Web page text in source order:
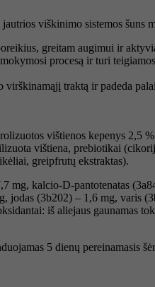
viškinimo sistemos šuns
greitam augimui ir
procesą ir turi
traktą ir padeda
vištienos kepenys 2,5
vištiena, prebiotikai
greipfrutų ekstraktas).
mg, kalcio-D-pantotenatas
jodas (3b202) – 1,6 mg, varis
iš aliejaus gaunamas
5 dienų pereinamasis